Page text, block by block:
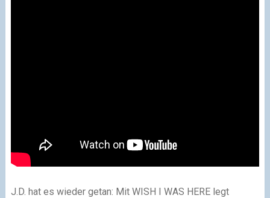
J.D. hat es wieder getan: Mit WISH I WAS HERE legt